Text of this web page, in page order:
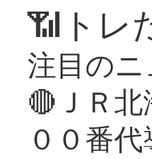
📶トレ
注目のニ
🔴ＪＲ
００番